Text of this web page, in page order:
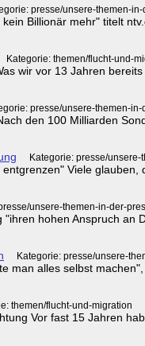
presse/unsere-themen-in-
Billionär mehr" titelt
Kategorie: themen/flucht-und-
wir vor 13 Jahren
presse/unsere-themen-in-
den 100 Milliarden
Kategorie: presse/unsere-
Viele
unsere-themen-in-der-
"ihren hohen Anspruch
Kategorie: presse/unsere-
man alles selbst
themen/flucht-und-migration
Vor fast 15 Jahren